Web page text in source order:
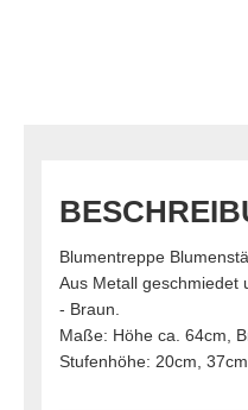
Blumentreppe
Aus Metall geschmiedet
- Braun.
Maße: Höhe ca. 64cm,
Stufenhöhe: 20cm,